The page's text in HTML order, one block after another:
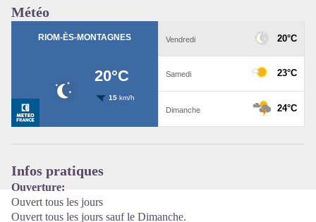
Météo
Infos pratiques
Ouverture:
Ouvert tous les jours
Ouvert tous les jours sauf le Dimanche.